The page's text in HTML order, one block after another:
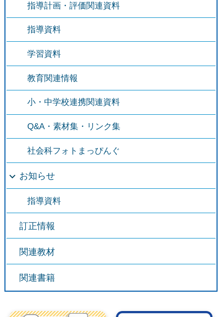
指導計画・評価関連資料
指導資料
学習資料
教育関連情報
小・中学校連携関連資料
Q&A・素材集・リンク集
社会科フォトまっぴんぐ
お知らせ
指導資料
訂正情報
関連教材
関連書籍